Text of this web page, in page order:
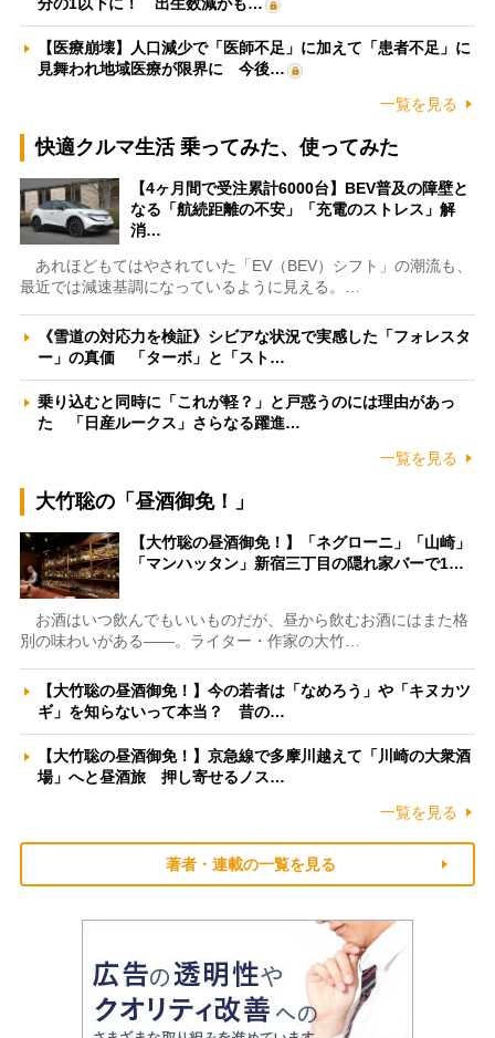
分の1以下に！ 出生数減がも…
【医療崩壊】人口減少で「医師不足」に加えて「患者不足」に
見舞われ地域医療が限界に 今後…
一覧を見る
快適クルマ生活 乗ってみた、使ってみた
【4ヶ月間で受注累計6000台】BEV普及の障壁と
なる「航続距離の不安」「充電のストレス」解
消…
あれほどもてはやされていた「EV（BEV）シフト」の潮流も、
最近では減速基調になっているように見える。…
《雪道の対応力を検証》シビアな状況で実感した「フォレスタ
ー」の真価 「ターボ」と「スト…
乗り込むと同時に「これが軽？」と戸惑うのには理由があっ
た 「日産ルークス」さらなる躍進…
一覧を見る
大竹聡の「昼酒御免！」
【大竹聡の昼酒御免！】「ネグローニ」「山崎」
「マンハッタン」新宿三丁目の隠れ家バーで1…
お酒はいつ飲んでもいいものだが、昼から飲むお酒にはまた格
別の味わいがある――。ライター・作家の大竹…
【大竹聡の昼酒御免！】今の若者は「なめろう」や「キヌカツ
ギ」を知らないって本当？ 昔の…
【大竹聡の昼酒御免！】京急線で多摩川越えて「川崎の大衆酒
場」へと昼酒旅 押し寄せるノス…
一覧を見る
著者・連載の一覧を見る